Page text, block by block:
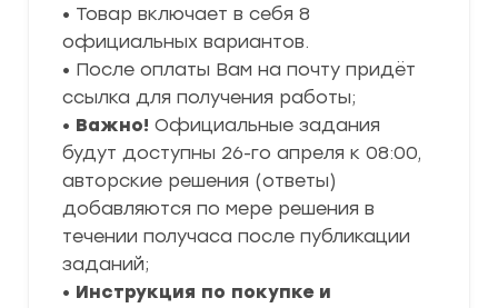
• Товар включает в себя 8
официальных вариантов.
• После оплаты Вам на почту придёт
ссылка для получения работы;
• Важно! Официальные задания
будут доступны 26-го апреля к 08:00,
авторские решения (ответы)
добавляются по мере решения в
течении получаса после публикации
заданий;
• Инструкция по покупке и